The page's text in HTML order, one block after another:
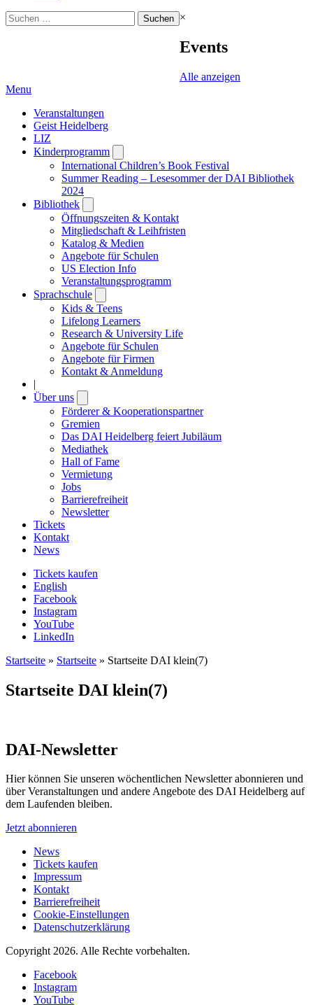
Suchen
nach:
×
Events
Alle anzeigen
Menu
Veranstaltungen
Geist Heidelberg
LIZ
Kinderprogramm
submenu
International Children’s Book Festival
Summer Reading – Lesesommer der DAI Bibliothek
2024
Bibliothek
submenu
Öffnungszeiten & Kontakt
Mitgliedschaft & Leihfristen
Katalog & Medien
Angebote für Schulen
US Election Info
Veranstaltungsprogramm
Sprachschule
submenu
Kids & Teens
Lifelong Learners
Research & University Life
Angebote für Schulen
Angebote für Firmen
Kontakt & Anmeldung
|
Über uns
submenu
Förderer & Kooperationspartner
Gremien
Das DAI Heidelberg feiert Jubiläum
Mediathek
Hall of Fame
Vermietung
Jobs
Barrierefreiheit
Newsletter
Tickets
Kontakt
News
Tickets kaufen
English
Facebook
Instagram
YouTube
LinkedIn
Startseite » Startseite » Startseite DAI klein(7)
Startseite DAI klein(7)
DAI-Newsletter
Hier können Sie unseren wöchentlichen Newsletter abonnieren und
über Veranstaltungen und andere Angebote des DAI Heidelberg auf
dem Laufenden bleiben.
Jetzt abonnieren
News
Tickets kaufen
Impressum
Kontakt
Barrierefreiheit
Cookie-Einstellungen
Datenschutzerklärung
Copyright 2026. Alle Rechte vorbehalten.
Facebook
Instagram
YouTube